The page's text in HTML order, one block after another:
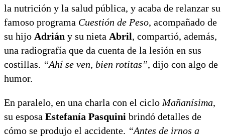
la nutrición y la salud pública, y acaba de relanzar su
famoso programa Cuestión de Peso, acompañado de
su hijo Adrián y su nieta Abril, compartió, además,
una radiografía que da cuenta de la lesión en sus
costillas. “Ahí se ven, bien rotitas”, dijo con algo de
humor.
En paralelo, en una charla con el ciclo Mañanísima,
su esposa Estefanía Pasquini brindó detalles de
cómo se produjo el accidente. “Antes de irnos a